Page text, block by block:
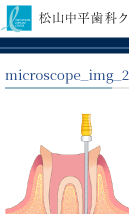
microscope_img_2